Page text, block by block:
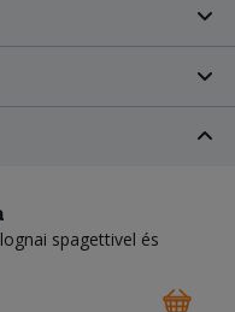
spagettivel és